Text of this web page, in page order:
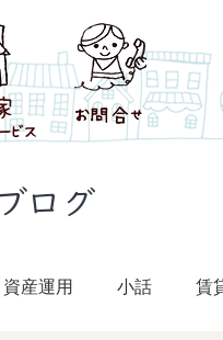
ログ
資産運用 小話 賃